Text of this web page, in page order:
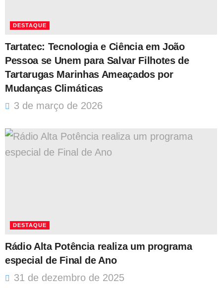
DESTAQUE
Tartatec: Tecnologia e Ciência em João
Pessoa se Unem para Salvar Filhotes de
Tartarugas Marinhas Ameaçados por
Mudanças Climáticas
3 de março de 2026
DESTAQUE
Rádio Alta Potência realiza um programa
especial de Final de Ano
31 de dezembro de 2025